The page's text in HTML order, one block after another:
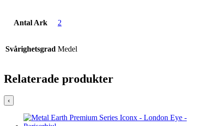
Antal Ark 2
Svårighetsgrad Medel
Relaterade produkter
‹